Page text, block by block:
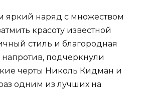
яркий наряд с множеством
красоту известной
стиль и благородная
напротив, подчеркнули
черты Николь Кидман и
одним из лучших на